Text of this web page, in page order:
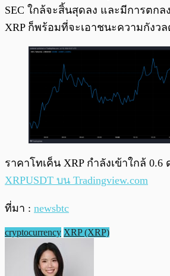
SEC ใกล้จะสิ้นสุดลง และมีการตก
XRP ก็พร้อมที่จะเอาชนะความกังว
ราคาโทเค็น XRP กำลังเข้าใกล้ 0.6
XRPUSDT บน Tradingview.com
ที่มา : newsbtc
cryptocurrency XRP (XRP)